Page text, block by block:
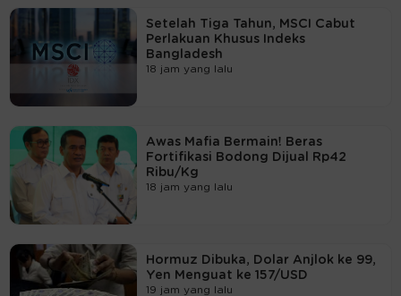
Setelah Tiga Tahun, MSCI Cabut
Perlakuan Khusus Indeks
Bangladesh
18 jam yang lalu
Awas Mafia Bermain! Beras
Fortifikasi Bodong Dijual Rp42
Ribu/Kg
18 jam yang lalu
Hormuz Dibuka, Dolar Anjlok ke 99,
Yen Menguat ke 157/USD
19 jam yang lalu